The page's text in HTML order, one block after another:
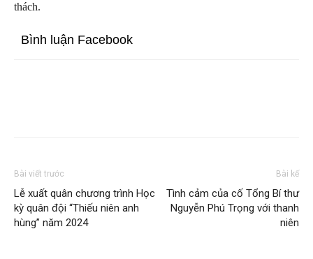
thách.
Bình luận Facebook
Bài viết trước
Lễ xuất quân chương trình Học
kỳ quân đội “Thiếu niên anh
hùng” năm 2024
Bài kế
Tình cảm của cố Tổng Bí thư
Nguyễn Phú Trọng với thanh
niên